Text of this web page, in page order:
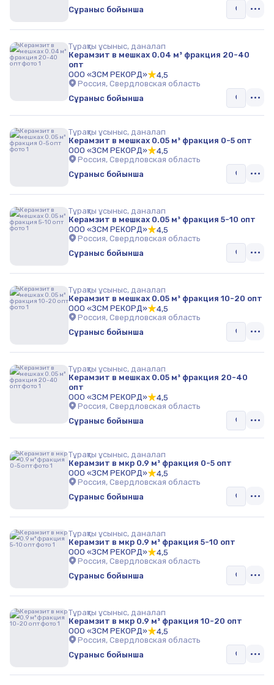
Сұраныс бойынша
Тұрақты ұсыныс, даналап
Керамзит в мешках 0.04 м³ фракция 20-40
опт
ООО «ЗСМ РЕКОРД»
4,5
Россия, Свердловская область
Сұраныс бойынша
Тұрақты ұсыныс, даналап
Керамзит в мешках 0.05 м³ фракция 0-5 опт
ООО «ЗСМ РЕКОРД»
4,5
Россия, Свердловская область
Сұраныс бойынша
Тұрақты ұсыныс, даналап
Керамзит в мешках 0.05 м³ фракция 5-10 опт
ООО «ЗСМ РЕКОРД»
4,5
Россия, Свердловская область
Сұраныс бойынша
Тұрақты ұсыныс, даналап
Керамзит в мешках 0.05 м³ фракция 10-20 опт
ООО «ЗСМ РЕКОРД»
4,5
Россия, Свердловская область
Сұраныс бойынша
Тұрақты ұсыныс, даналап
Керамзит в мешках 0.05 м³ фракция 20-40
опт
ООО «ЗСМ РЕКОРД»
4,5
Россия, Свердловская область
Сұраныс бойынша
Тұрақты ұсыныс, даналап
Керамзит в мкр 0.9 м³ фракция 0-5 опт
ООО «ЗСМ РЕКОРД»
4,5
Россия, Свердловская область
Сұраныс бойынша
Тұрақты ұсыныс, даналап
Керамзит в мкр 0.9 м³ фракция 5-10 опт
ООО «ЗСМ РЕКОРД»
4,5
Россия, Свердловская область
Сұраныс бойынша
Тұрақты ұсыныс, даналап
Керамзит в мкр 0.9 м³ фракция 10-20 опт
ООО «ЗСМ РЕКОРД»
4,5
Россия, Свердловская область
Сұраныс бойынша